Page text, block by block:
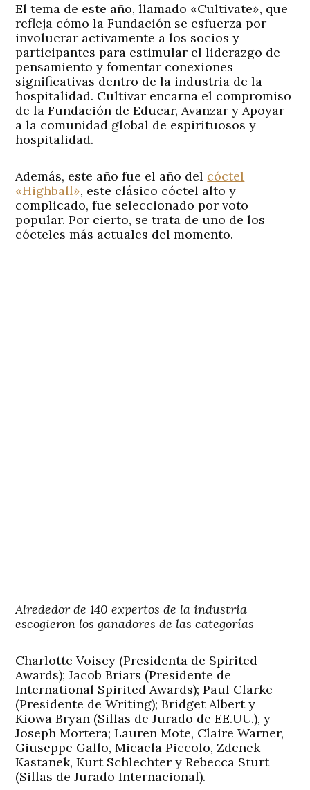
El tema de este año, llamado «Cultivate», que
refleja cómo la Fundación se esfuerza por
involucrar activamente a los socios y
participantes para estimular el liderazgo de
pensamiento y fomentar conexiones
significativas dentro de la industria de la
hospitalidad. Cultivar encarna el compromiso
de la Fundación de Educar, Avanzar y Apoyar
a la comunidad global de espirituosos y
hospitalidad.
Además, este año fue el año del cóctel
«Highball», este clásico cóctel alto y
complicado, fue seleccionado por voto
popular. Por cierto, se trata de uno de los
cócteles más actuales del momento.
Alrededor de 140 expertos de la industria
escogieron los ganadores de las categorías
Charlotte Voisey (Presidenta de Spirited
Awards); Jacob Briars (Presidente de
International Spirited Awards); Paul Clarke
(Presidente de Writing); Bridget Albert y
Kiowa Bryan (Sillas de Jurado de EE.UU.), y
Joseph Mortera; Lauren Mote, Claire Warner,
Giuseppe Gallo, Micaela Piccolo, Zdenek
Kastanek, Kurt Schlechter y Rebecca Sturt
(Sillas de Jurado Internacional).